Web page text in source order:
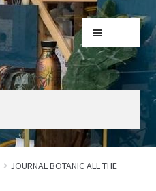
JOURNAL BOTANIC ALL THE